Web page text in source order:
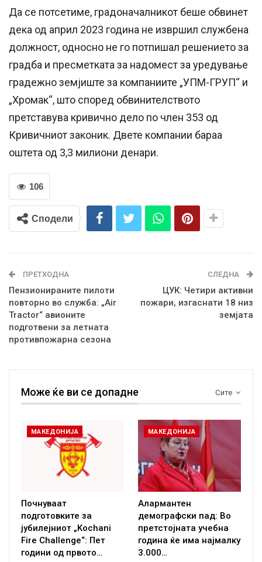
Да се потсетиме, градоначалникот беше обвинет
дека од април 2023 година не извршил службена
должност, односно не го потпишал решението за
градба и пресметката за надомест за уредување
градежно земјиште за компаниите „УПМ-ГРУП“ и
„Хромак“, што според обвинителството
претставува кривично дело по член 353 од
Кривичниот законик. Двете компании бараа
оштета од 3,3 милиони денари.
106
Сподели
ПРЕТХОДНА
Пензионираните пилоти
повторно во служба: „Air
Tractor“ авионите
подготвени за летната
противпожарна сезона
СЛЕДНА
ЦУК: Четири активни
пожари, изгаснати 18 низ
земјата
Сите
Може ќе ви се допадне
МАКЕДОНИЈА
Почнуваат
подготовките за
јубилејниот „Kochani
Fire Challenge“: Пет
години од првото…
МАКЕДОНИЈА
Алармантен
демографски пад: Во
претстојната учебна
година ќе има најмалку
3.000…